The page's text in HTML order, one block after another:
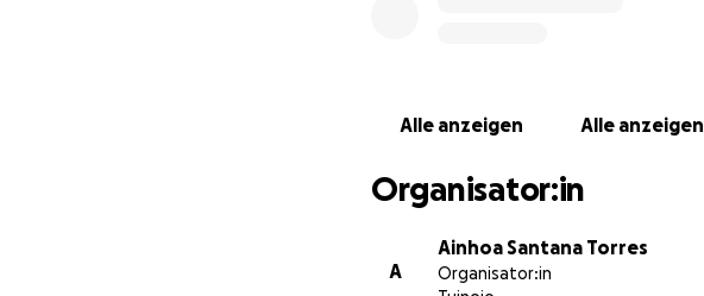
Alle anzeigen Alle anzeigen
Organisator:in
A
Ainhoa Santana Torres
Organisator:in